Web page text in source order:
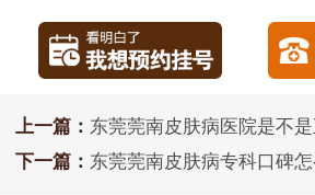
上一篇： 东莞莞南皮肤病医院是不
下一篇： 东莞莞南皮肤病专科口碑怎